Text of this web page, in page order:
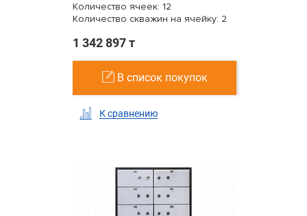
Количество ячеек: 12
Количество скважин на ячейку: 2
1 342 897 т
В список покупок
К сравнению